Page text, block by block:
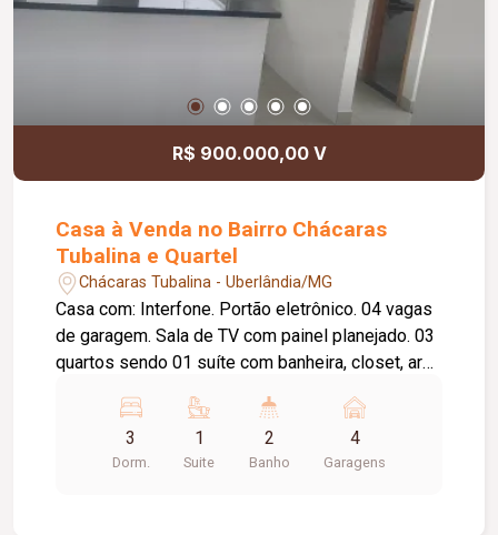
R$ 900.000,00 V
Casa à Venda no Bairro Chácaras
Tubalina e Quartel
Chácaras Tubalina - Uberlândia/MG
Casa com: Interfone. Portão eletrônico. 04 vagas
de garagem. Sala de TV com painel planejado. 03
quartos sendo 01 suíte com banheira, closet, ar
quartos. Copa. Cozinha com armários. Despensa
com armários. Espaço para escritório/academia.
Lavanderia. Varanda gourmet com churrasqueira.
3
Dorm.
1
Suite
2
Banho
4
Garagens